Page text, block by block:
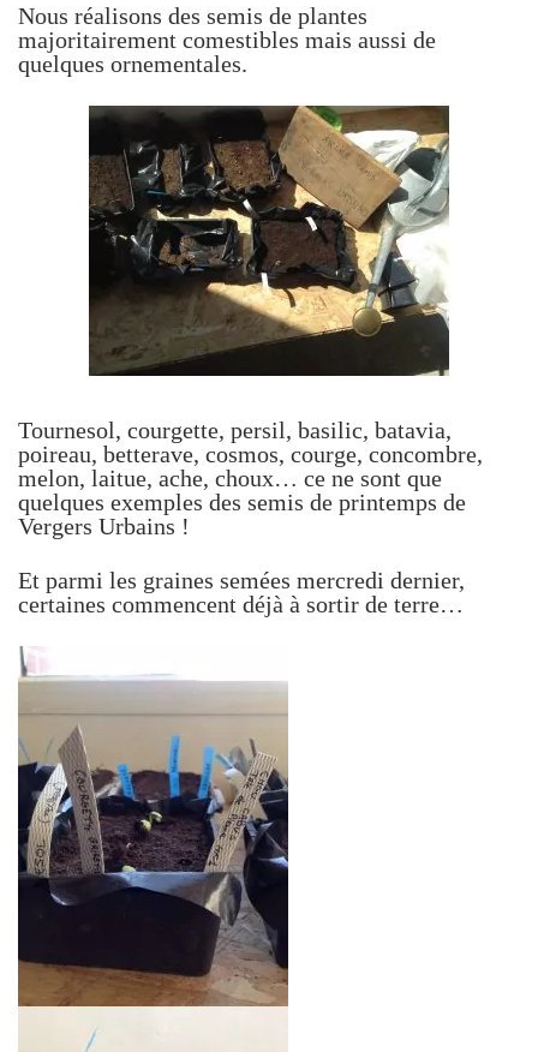
Nous réalisons des semis de plantes
majoritairement comestibles mais aussi de
quelques ornementales.
Tournesol, courgette, persil, basilic, batavia,
poireau, betterave, cosmos, courge, concombre,
melon, laitue, ache, choux… ce ne sont que
quelques exemples des semis de printemps de
Vergers Urbains !
Et parmi les graines semées mercredi dernier,
certaines commencent déjà à sortir de terre…